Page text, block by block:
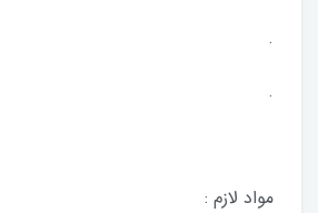
.
.
مواد لازم :